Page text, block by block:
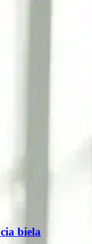
biela